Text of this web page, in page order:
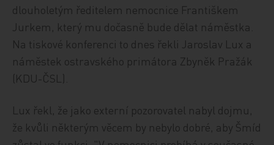
dlouholetým ředitelem nemocnice Františkem
Jurkem, který mu dočasně bude dělat náměstka.
Na tiskové konferenci to dnes řekli Jaroslav Lux a
náměstek ostravského primátora Zbyněk Pražák
(KDU-ČSL).
Lux řekl, že jako externí pozorovatel nabyl dojmu,
že kvůli některým věcem by nebylo dobré, aby Šmíd